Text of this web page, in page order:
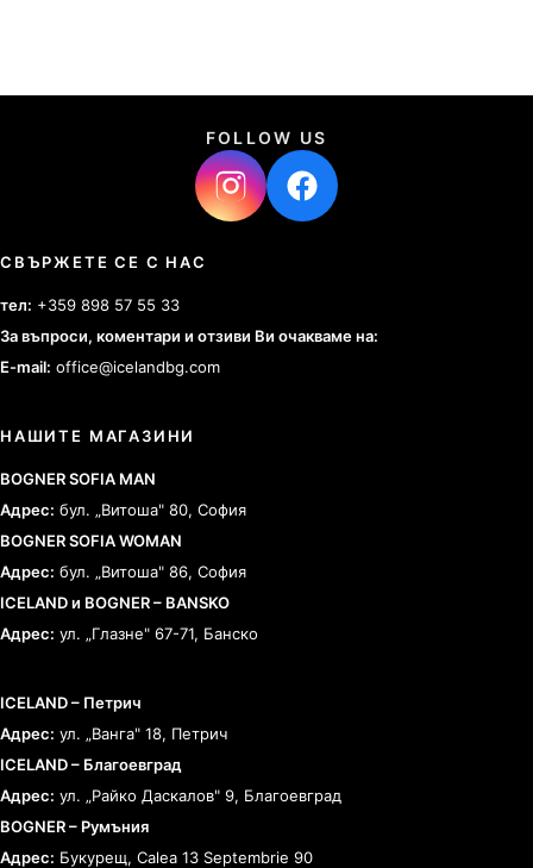
FOLLOW US
СВЪРЖЕТЕ СЕ С НАС
тел: +359 898 57 55 33
За въпроси, коментари и отзиви Ви очакваме на:
E-mail: office@icelandbg.com
НАШИТЕ МАГАЗИНИ
BOGNER SOFIA MAN
Адрес: бул. „Витоша" 80, София
BOGNER SOFIA WOMAN
Адрес: бул. „Витоша" 86, София
ICELAND и BOGNER – BANSKO
Адрес: ул. „Глазне" 67-71, Банско
ICELAND – Петрич
Адрес: ул. „Ванга" 18, Петрич
ICELAND – Благоевград
Адрес: ул. „Райко Даскалов" 9, Благоевград
BOGNER – Румъния
Адрес: Букурещ, Calea 13 Septembrie 90